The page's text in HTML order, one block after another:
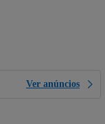
Ver anúncios